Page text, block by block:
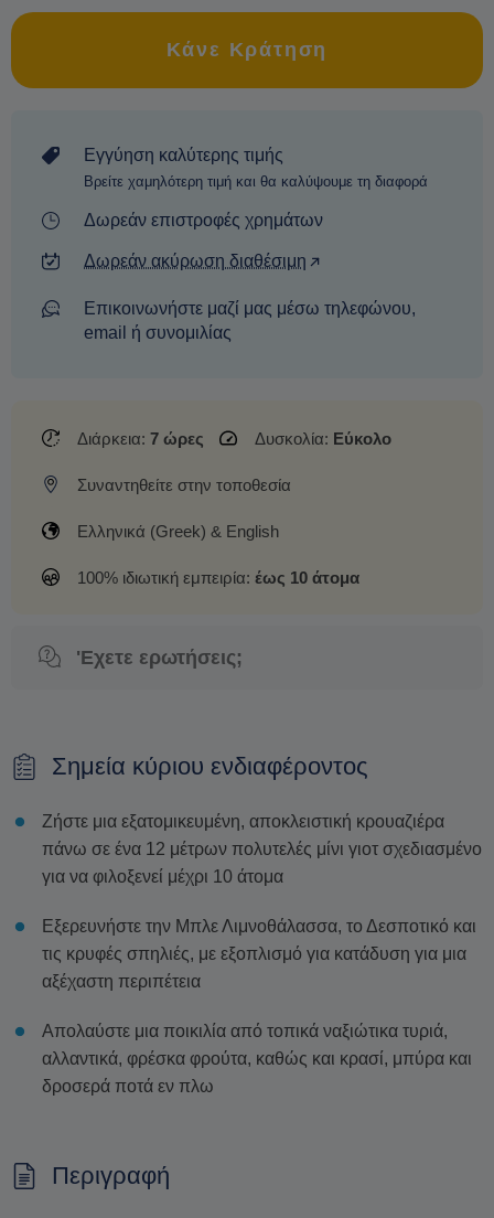
Κάνε Κράτηση
Εγγύηση καλύτερης τιμής
Βρείτε χαμηλότερη τιμή και θα καλύψουμε τη διαφορά
Δωρεάν επιστροφές χρημάτων
Δωρεάν ακύρωση διαθέσιμη
Επικοινωνήστε μαζί μας μέσω τηλεφώνου,
email ή συνομιλίας
Διάρκεια: 7 ώρες Δυσκολία: Εύκολο
Συναντηθείτε στην τοποθεσία
Ελληνικά (Greek) & English
100% ιδιωτική εμπειρία: έως 10 άτομα
'Εχετε ερωτήσεις;
Σημεία κύριου ενδιαφέροντος
Ζήστε μια εξατομικευμένη, αποκλειστική κρουαζιέρα
πάνω σε ένα 12 μέτρων πολυτελές μίνι γιοτ σχεδιασμένο
για να φιλοξενεί μέχρι 10 άτομα
Εξερευνήστε την Μπλε Λιμνοθάλασσα, το Δεσποτικό και
τις κρυφές σπηλιές, με εξοπλισμό για κατάδυση για μια
αξέχαστη περιπέτεια
Απολαύστε μια ποικιλία από τοπικά ναξιώτικα τυριά,
αλλαντικά, φρέσκα φρούτα, καθώς και κρασί, μπύρα και
δροσερά ποτά εν πλω
Περιγραφή